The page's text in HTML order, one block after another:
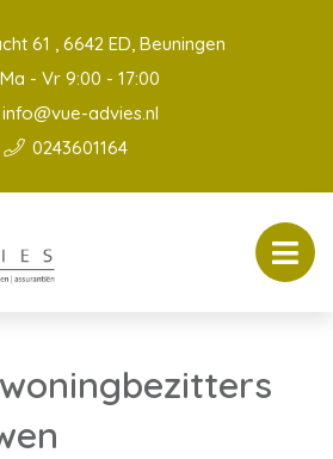
61 , 6642 ED, Beuningen
Ma - Vr 9:00 - 17:00
info@vue-advies.nl
0243601164